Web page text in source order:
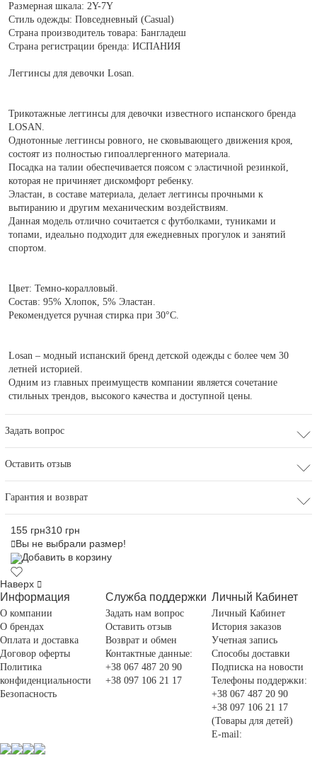
Размерная шкала:2Y-7Y
Стиль одежды:Повседневный (Casual)
Страна производитель товара:Бангладеш
Страна регистрации бренда:ИСПАНИЯ
Леггинсы для девочки Losan.
Трикотажные леггинсы для девочки известного испанского бренда
LOSAN.
Однотонные леггинсы ровного, не сковывающего движения кроя,
состоят из полностью гипоаллергенного материала.
Посадка на талии обеспечивается поясом с эластичной резинкой,
которая не причиняет дискомфорт ребенку.
Эластан, в составе материала, делает леггинсы прочными к
вытиранию и другим механическим воздействиям.
Данная модель отлично сочитается с футболками, туниками и
топами, идеально подходит для ежедневных прогулок и занятий
спортом.
Цвет: Темно-коралловый.
Состав: 95% Хлопок, 5% Эластан.
Рекомендуется ручная стирка при 30°С.
Losan – модный испанский бренд детской одежды с более чем 30
летней историей.
Одним из главных преимуществ компании является сочетание
стильных трендов, высокого качества и доступной цены.
Задать вопрос
Оставить отзыв
Гарантия и возврат
155 грн310 грн
Вы не выбрали размер!
Добавить в корзину
Наверх
Информация
О компании
О брендах
Оплата и доставка
Договор оферты
Политика
конфиденциальности
Безопасность
Служба поддержки
Задать нам вопрос
Оставить отзыв
Возврат и обмен
Контактные данные:
+38 067 487 20 90
+38 097 106 21 17
Личный Кабинет
Личный Кабинет
История заказов
Учетная запись
Способы доставки
Подписка на новости
Телефоны поддержки:
+38 067 487 20 90
+38 097 106 21 17
(Товары для детей)
E-mail: